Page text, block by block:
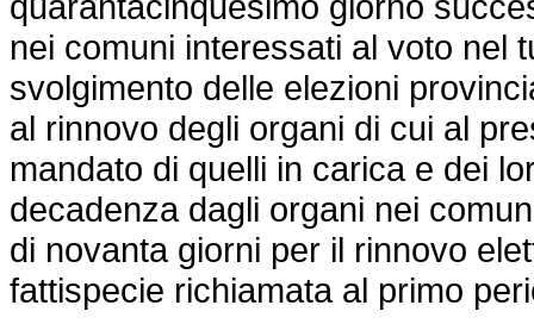
nei comuni interessati al voto nel
svolgimento delle elezioni
al rinnovo degli organi di cui al
mandato di quelli in carica e dei
decadenza dagli organi nei
di novanta giorni per il rinnovo
fattispecie richiamata al primo